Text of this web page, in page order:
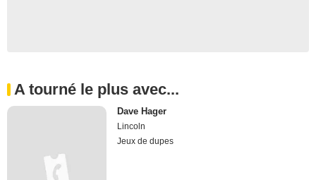
A tourné le plus avec...
Dave Hager
Lincoln
Jeux de dupes